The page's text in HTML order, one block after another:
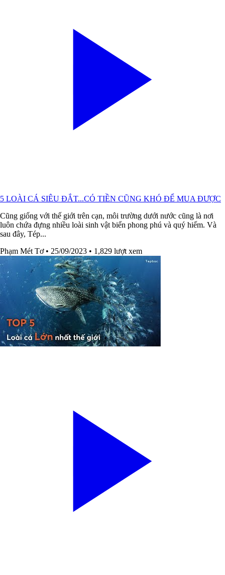
5 LOÀI CÁ SIÊU ĐẮT...CÓ TIỀN CŨNG KHÓ ĐỂ MUA ĐƯỢC
Cũng giống với thế giới trên cạn, môi trường dưới nước cũng là nơi
luôn chứa đựng nhiều loài sinh vật biển phong phú và quý hiếm. Và
sau đây, Tép...
Phạm Mét Tơ • 25/09/2023 • 1,829 lượt xem